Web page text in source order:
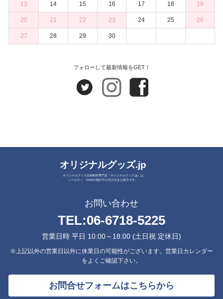
13 14 15 16 17 18 19
20 21 22 23 24 25 26
27 28 29 30
フォローして最新情報をGET！
オリジナルグッズ.jp
オリジナルグッズ企画制作専門店「オリジナルグッズ.jp」は
ノベルティ・OEMの検討中の方の大きな味方です。
お問い合わせ
TEL:06-6718-5225
営業日時 平日 10:00～18:00 (土日祝 定休日)
※上記以外の営業日以外に休業日の可能性がございます。営業日カレンダー
をよくご確認下さい。
お問合せフォームはこちらから